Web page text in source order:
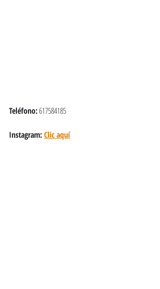
Teléfono: 617584185
Instagram: Clic aquí